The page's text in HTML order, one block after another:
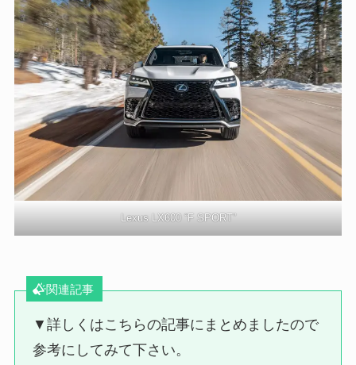
Lexus LX600 “F SPORT”
関連記事
▼詳しくはこちらの記事にまとめましたので
参考にしてみて下さい。